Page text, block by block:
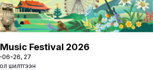
Festival 2026
06-26, 27
шилтгээн